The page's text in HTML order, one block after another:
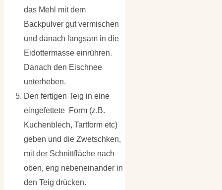
das Mehl mit dem
Backpulver gut vermischen
und danach langsam in die
Eidottermasse einrühren.
Danach den Eischnee
unterheben.
Den fertigen Teig in eine
eingefettete Form (z.B.
Kuchenblech, Tartform etc)
geben und die Zwetschken,
mit der Schnittfläche nach
oben, eng nebeneinander in
den Teig drücken.